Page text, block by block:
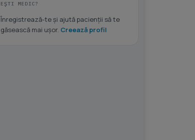
EȘTI MEDIC?
Înregistrează-te și ajută pacienții să te
găsească mai ușor. Creează profil